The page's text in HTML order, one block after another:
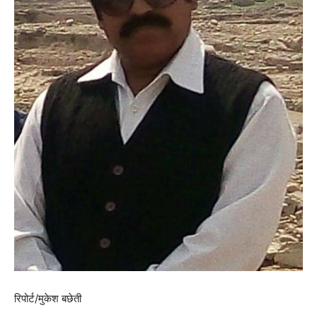
रिपोर्ट/मुकेश बछेती